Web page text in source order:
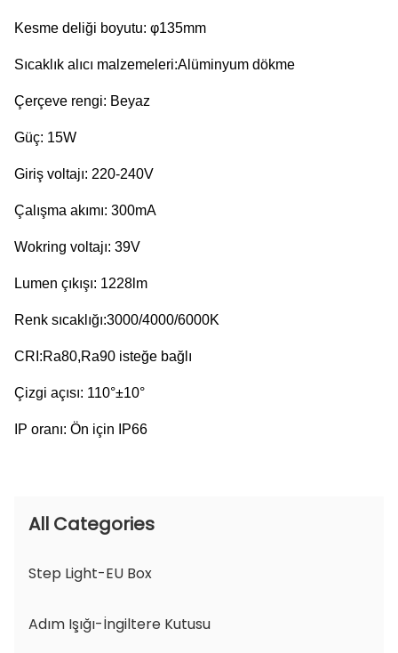
Kesme deliği boyutu: φ135mm
Sıcaklık alıcı malzemeleri:Alüminyum dökme
Çerçeve rengi: Beyaz
Güç: 15W
Giriş voltajı: 220-240V
Çalışma akımı: 300mA
Wokring voltajı: 39V
Lumen çıkışı: 1228lm
Renk sıcaklığı:3000/4000/6000K
CRI:Ra80,Ra90 isteğe bağlı
Çizgi açısı: 110°±10°
IP oranı: Ön için IP66
All Categories
Step Light-EU Box
Adım Işığı-İngiltere Kutusu